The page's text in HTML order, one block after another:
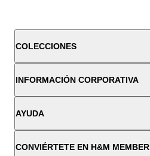
COLECCIONES
INFORMACIÓN CORPORATIVA
AYUDA
CONVIÉRTETE EN H&M MEMBER